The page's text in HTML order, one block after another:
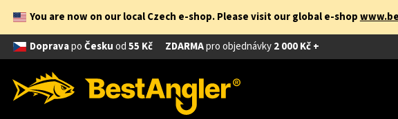
You are now on our local Czech e-shop. Please visit our global e-shop
DopravapoČeskuod55 Kč ZDARMApro objednávky2 000 Kč +